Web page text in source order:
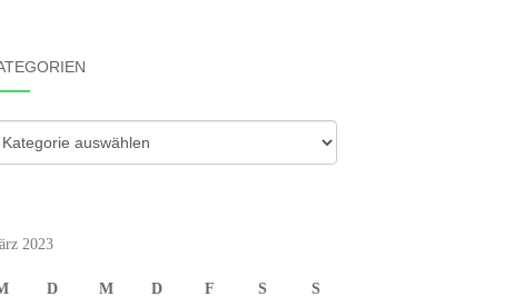
2023
D M D F S S